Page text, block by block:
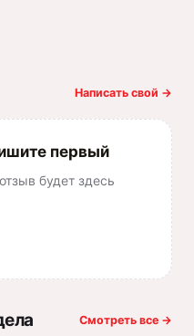
Написать свой →
первый
будет здесь
Смотреть все →